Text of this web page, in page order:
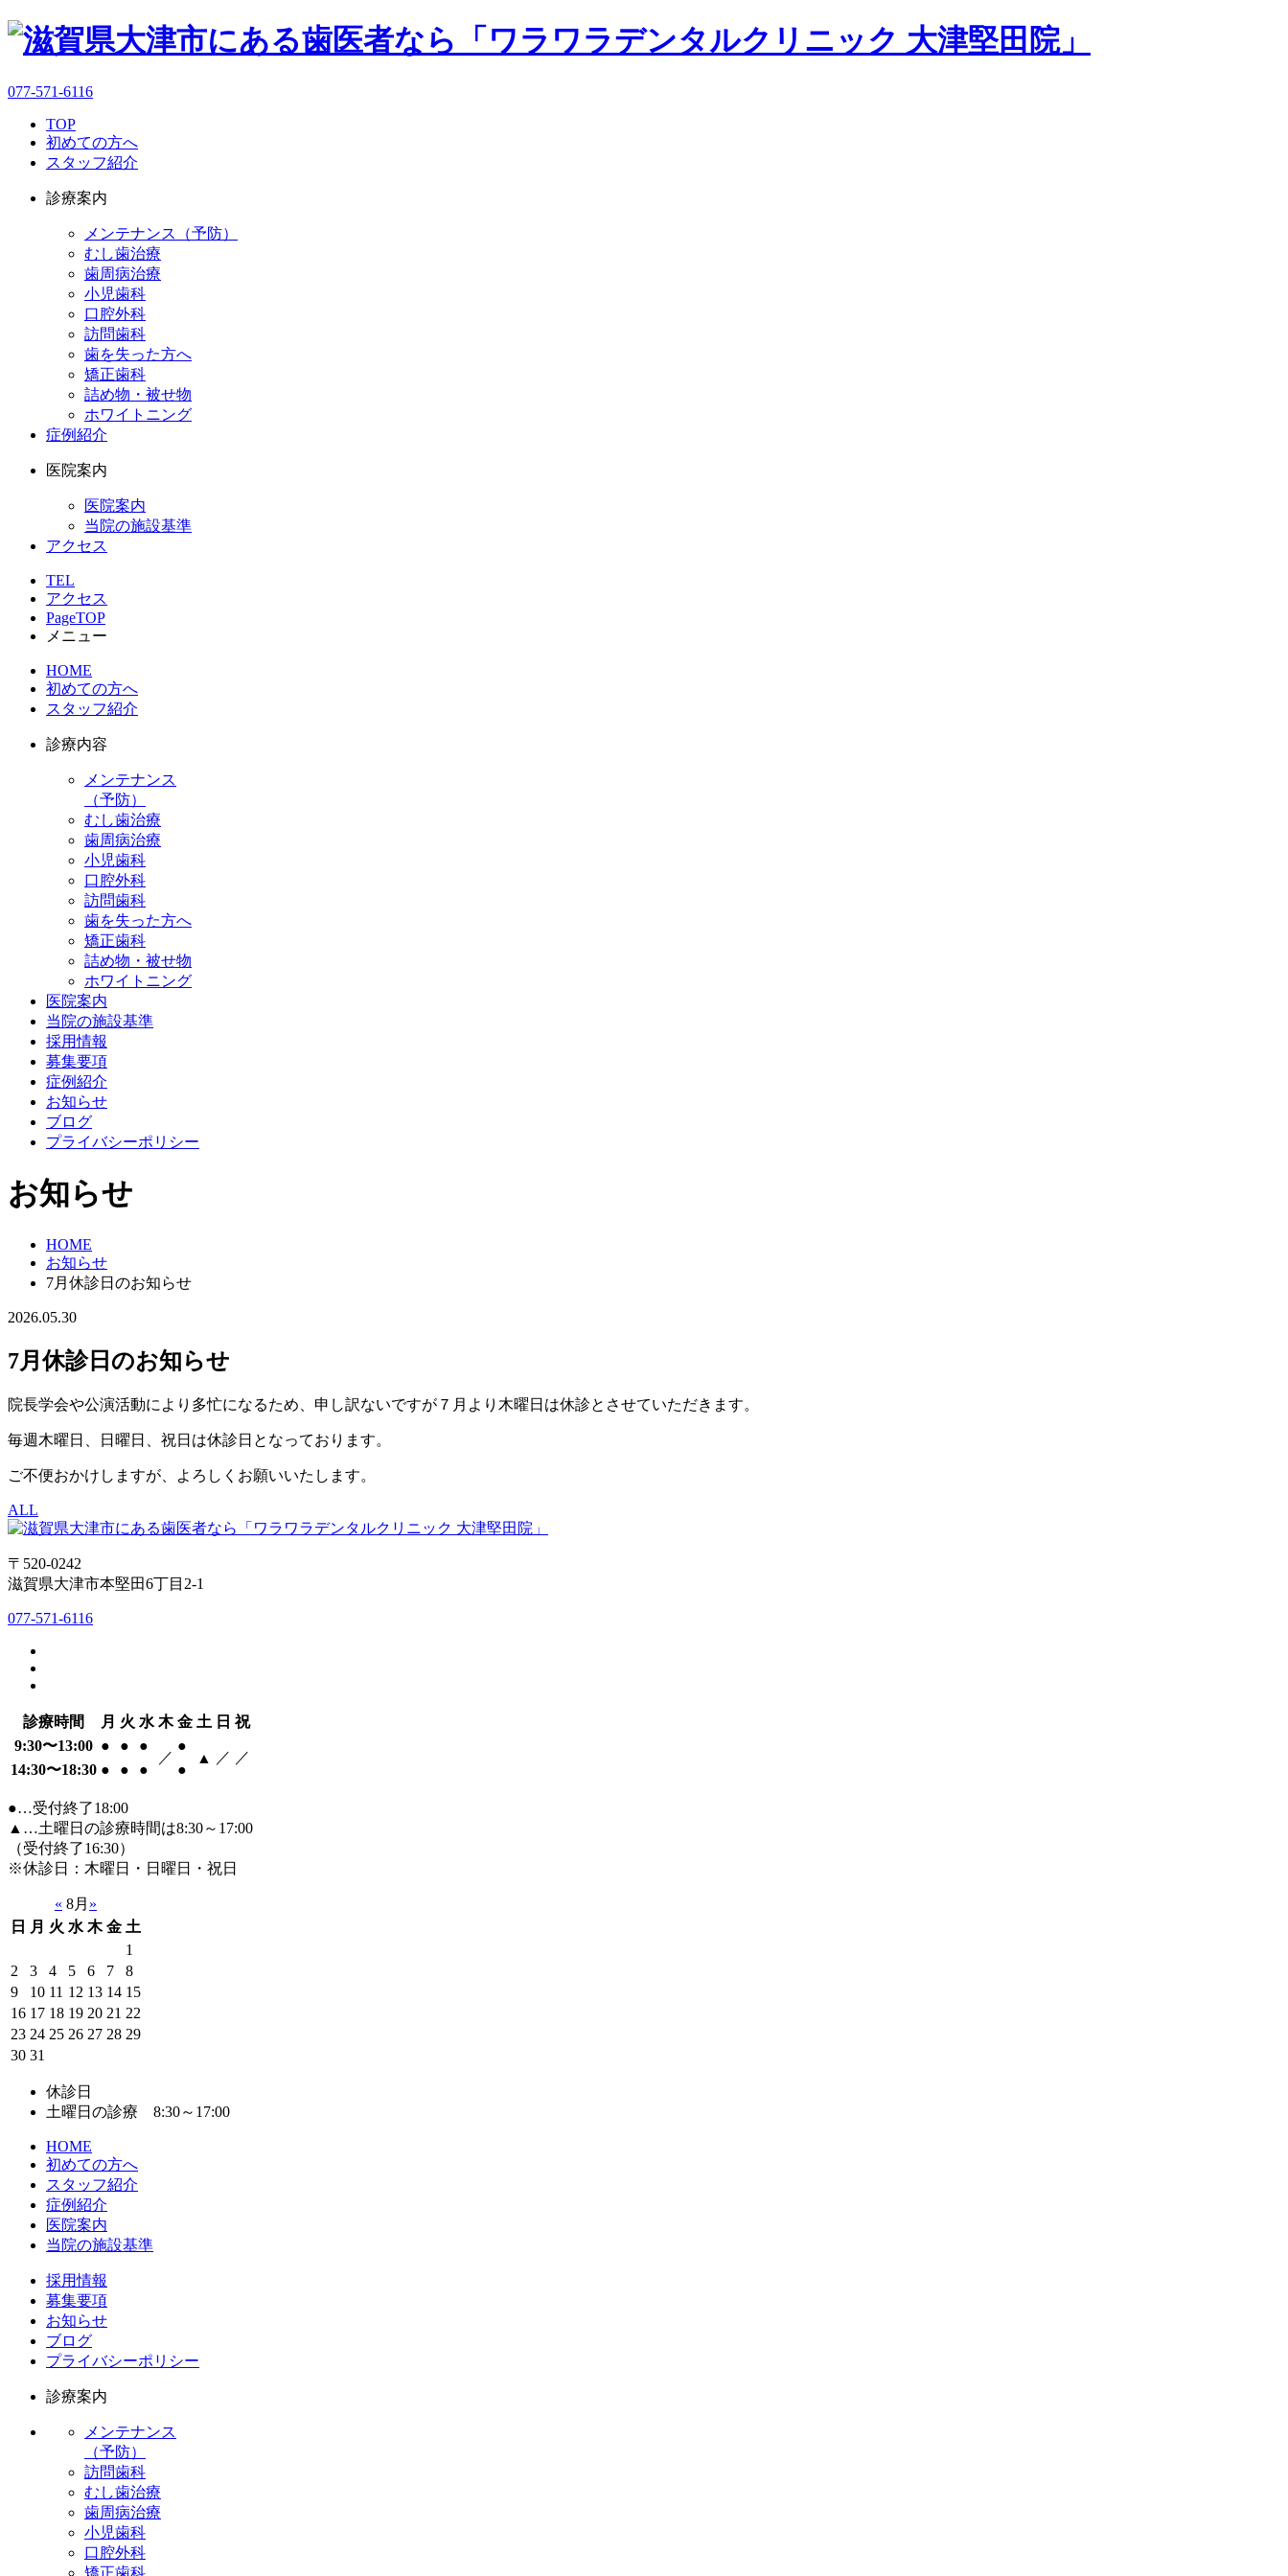
077-571-6116
TOP
初めての方へ
スタッフ紹介
診療案内
メンテナンス（予防）
むし歯治療
歯周病治療
小児歯科
口腔外科
訪問歯科
歯を失った方へ
矯正歯科
詰め物・被せ物
ホワイトニング
症例紹介
医院案内
医院案内
当院の施設基準
アクセス
TEL
アクセス
PageTOP
メニュー
HOME
初めての方へ
スタッフ紹介
診療内容
メンテナンス
（予防）
むし歯治療
歯周病治療
小児歯科
口腔外科
訪問歯科
歯を失った方へ
矯正歯科
詰め物・被せ物
ホワイトニング
医院案内
当院の施設基準
採用情報
募集要項
症例紹介
お知らせ
ブログ
プライバシーポリシー
お知らせ
HOME
お知らせ
7月休診日のお知らせ
2026.05.30
7月休診日のお知らせ
院長学会や公演活動により多忙になるため、申し訳ないですが７月より木曜日は休診とさせていただきます。
毎週木曜日、日曜日、祝日は休診日となっております。
ご不便おかけしますが、よろしくお願いいたします。
ALL
〒520-0242
滋賀県大津市本堅田6丁目2-1
077-571-6116
診療時間 月 火 水 木 金 土 日 祝
9:30〜13:00 ● ● ●
／
●
▲ ／ ／
14:30〜18:30 ● ● ● ●
●…受付終了18:00
▲…土曜日の診療時間は8:30～17:00
（受付終了16:30）
※休診日：木曜日・日曜日・祝日
« 8月 »
日
月 火 水 木 金 土
1
2
3 4 5 6 7
8
9
10 11 12 13 14 15
16 17 18 19 20 21 22
23 24 25 26 27 28 29
30 31
休診日
土曜日の診療 8:30～17:00
HOME
初めての方へ
スタッフ紹介
症例紹介
医院案内
当院の施設基準
採用情報
募集要項
お知らせ
ブログ
プライバシーポリシー
診療案内
メンテナンス
（予防）
訪問歯科
むし歯治療
歯周病治療
小児歯科
口腔外科
矯正歯科